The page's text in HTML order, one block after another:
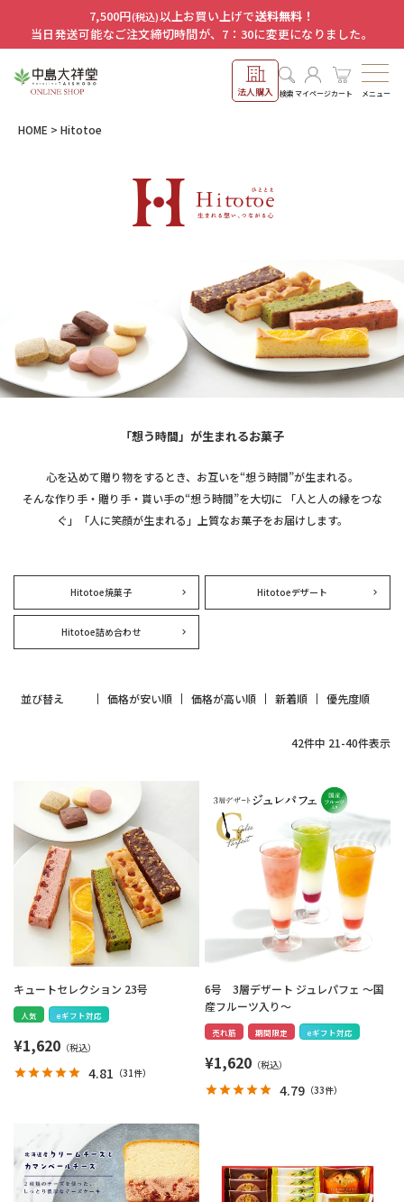
7,500円(税込)以上お買い上げで送料無料！
当日発送可能なご注文締切時間が、7：30に変更になりました。
法人購入 検索マイページカート メニュー
HOME Hitotoe
「想う時間」が生まれるお菓子
心を込めて贈り物をするとき、お互いを“想う時間”が生まれる。
そんな作り手・贈り手・貰い手の“想う時間”を大切に
「人と人の縁をつな
ぐ」「人に笑顔が生まれる」上質なお菓子をお届けします。
Hitotoe焼菓子 Hitotoeデザート
Hitotoe詰め合わせ
並び替え 価格が安い順 価格が高い順 新着順 優先度順
42件中 21-40件表示
キュートセレクション 23号
人気 eギフト対応
¥1,620
4.81 （31件）
6号 3層デザート ジュレパフェ ～国
産フルーツ入り～
売れ筋 期間限定 eギフト対応
¥1,620
4.79 （33件）